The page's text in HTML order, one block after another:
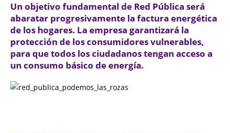
Un objetivo fundamental de Red Pública será
abaratar progresivamente la factura energética
de los hogares. La empresa garantizará la
protección de los consumidores vulnerables,
para que todos los ciudadanos tengan acceso a
un consumo básico de energía.